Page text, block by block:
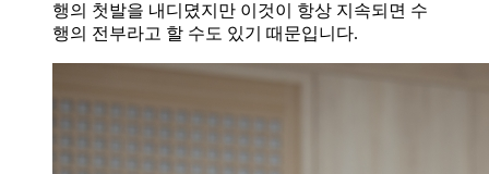
행의 첫발을 내디뎠지만 이것이 항상 지속되면 수
행의 전부라고 할 수도 있기 때문입니다.